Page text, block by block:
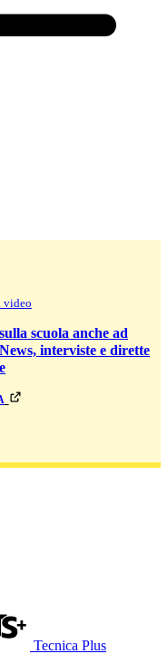
video
scuola anche ad
interviste e dirette
Tecnica Plus